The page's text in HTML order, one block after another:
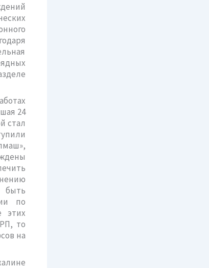
24
стал
быть
по
этих
то
на